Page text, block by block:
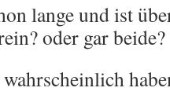
lange und ist
oder gar beide?